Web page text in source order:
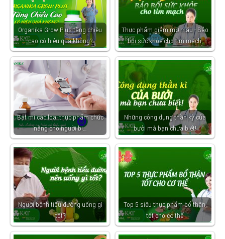
Organika Grow Plus tăng chiều
cao có hiệu quả không?
Thực phẩm giảm mỡ máu - Bảo
bối sức khỏe cho tim mạch
Bật mí các loại thực phẩm chức
năng cho người bị…
Những công dụng thần kỳ của
bưởi mà bạn chưa biết!
Người bệnh tiểu đường uống gì
tốt?
Top 5 siêu thực phẩm bổ thận,
tốt cho cơ thể